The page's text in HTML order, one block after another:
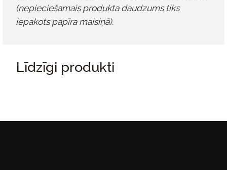
(nepieciešamais produkta daudzums tiks
iepakots papīra maisiņā).
Līdzīgi produkti